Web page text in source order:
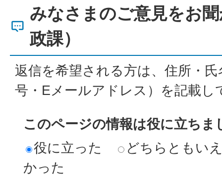
みなさまのご意見をお
政課）
返信を希望される方は、住所・
号・Eメールアドレス）を記載し
このページの情報は役に立ちま
役に立った
どちらともい
かった